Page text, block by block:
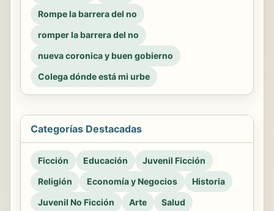
Rompe la barrera del no
romper la barrera del no
nueva coronica y buen gobierno
Colega dónde está mi urbe
Categorías Destacadas
Ficción Educación
Juvenil Ficción
Religión
Economía y Negocios
Historia
Juvenil No Ficción
Arte Salud